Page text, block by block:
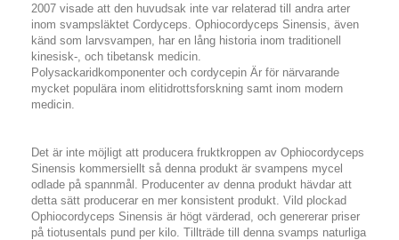
2007 visade att den huvudsak inte var relaterad till andra arter
inom svampsläktet Cordyceps. Ophiocordyceps Sinensis, även
känd som larvsvampen, har en lång historia inom traditionell
kinesisk-, och tibetansk medicin.
Polysackaridkomponenter och cordycepin Är för närvarande
mycket populära inom elitidrottsforskning samt inom modern
medicin.
Det är inte möjligt att producera fruktkroppen av Ophiocordyceps
Sinensis kommersiellt så denna produkt är svampens mycel
odlade på spannmål. Producenter av denna produkt hävdar att
detta sätt producerar en mer konsistent produkt. Vild plockad
Ophiocordyceps Sinensis är högt värderad, och genererar priser
på tiotusentals pund per kilo. Tillträde till denna svamps naturliga